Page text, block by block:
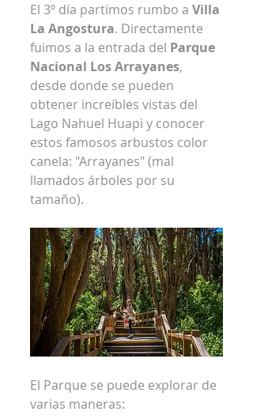
El 3º día partimos rumbo a Villa
La Angostura. Directamente
fuimos a la entrada del Parque
Nacional Los Arrayanes,
desde donde se pueden
obtener increíbles vistas del
Lago Nahuel Huapi y conocer
estos famosos arbustos color
canela: "Arrayanes" (mal
llamados árboles por su
tamaño).
El Parque se puede explorar de
varias maneras: